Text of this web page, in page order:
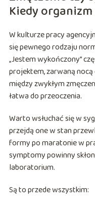
Kiedy organizm
W kulturze pracy
się pewnego rodzaju
„Jestem wykończony”
projektem, zarwaną nocą
między zwykłym
łatwa do przeoczenia.
Warto wsłuchać się w
przejdą one w stan
formy po maratonie w
symptomy powinny
laboratorium.
Są to przede wszystkim: